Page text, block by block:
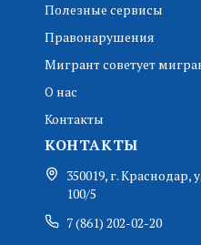
Полезные сервисы
Правонарушения
Мигрант советует
О нас
Контакты
КОНТАКТЫ
350019, г.
100/5
7 (861) 202-02-20